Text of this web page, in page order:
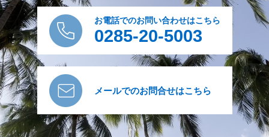
お電話でのお問い合わせはこちら
0285-20-5003
メールでのお問合せはこちら